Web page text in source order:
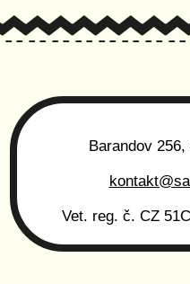
Barandov
Vet. reg. č. CZ